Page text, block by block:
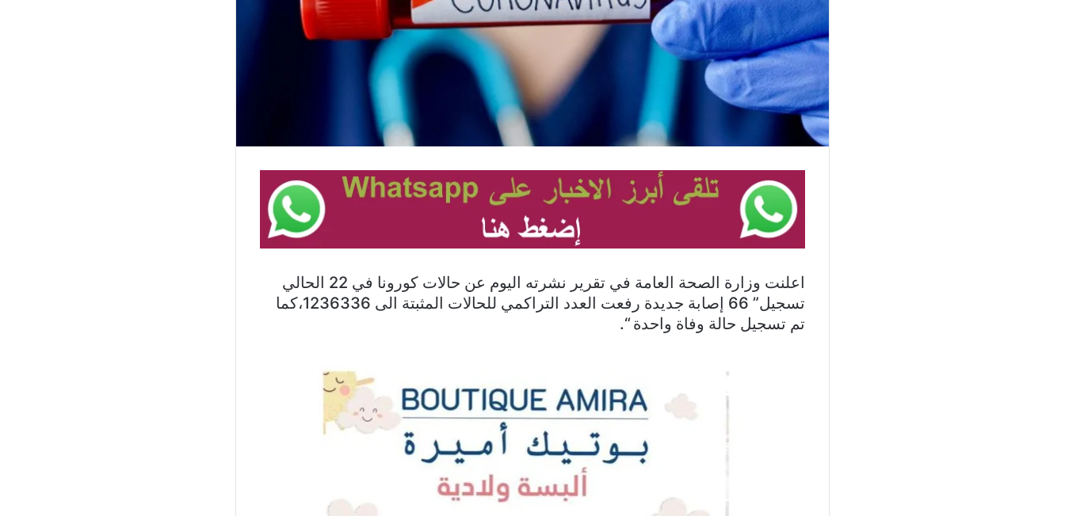
اعلنت وزارة الصحة العامة في تقرير نشرته اليوم عن حالات كورونا في 22 الحالي
تسجيل” 66 إصابة جديدة رفعت العدد التراكمي للحالات المثبتة الى 1236336،كما
تم تسجيل حالة وفاة واحدة “.